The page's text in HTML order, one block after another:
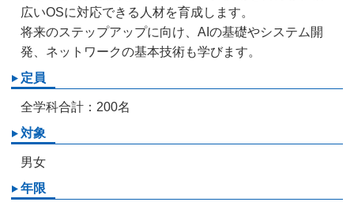
広いOSに対応できる人材を育成します。
将来のステップアップに向け、AIの基礎やシステム開
発、ネットワークの基本技術も学びます。
定員
全学科合計：200名
対象
男女
年限